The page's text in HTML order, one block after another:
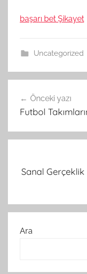
başarı bet Şikayet
Uncategorized
gezinmesi
Önceki yazı
Futbol
Sanal
Ara